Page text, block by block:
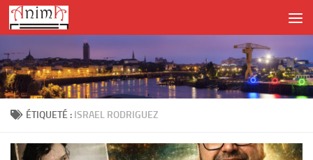
Skip to content
ÉTIQUETÉ : ISRAEL RODRIGUEZ